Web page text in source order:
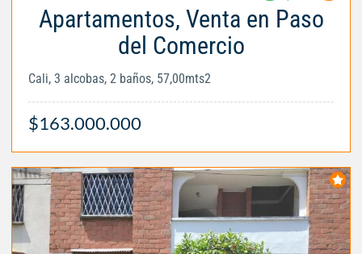
Apartamentos, Venta en Paso
del Comercio
Cali, 3 alcobas, 2 baños, 57,00mts2
$163.000.000